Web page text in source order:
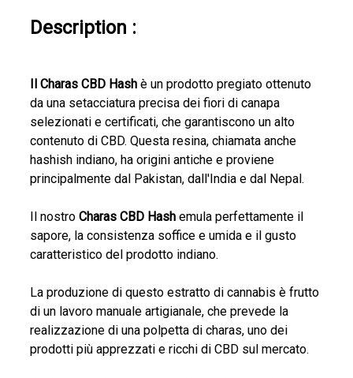
Description :
Il Charas CBD Hash è un prodotto pregiato ottenuto
da una setacciatura precisa dei fiori di canapa
selezionati e certificati, che garantiscono un alto
contenuto di CBD. Questa resina, chiamata anche
hashish indiano, ha origini antiche e proviene
principalmente dal Pakistan, dall'India e dal Nepal.
Il nostro Charas CBD Hash emula perfettamente il
sapore, la consistenza soffice e umida e il gusto
caratteristico del prodotto indiano.
La produzione di questo estratto di cannabis è frutto
di un lavoro manuale artigianale, che prevede la
realizzazione di una polpetta di charas, uno dei
prodotti più apprezzati e ricchi di CBD sul mercato.